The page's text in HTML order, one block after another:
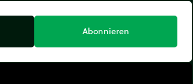
Abonnieren